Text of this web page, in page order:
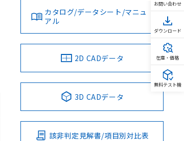
カタログ/データシート/マニュ
アル
2D CADデータ
3D CADデータ
該非判定見解書/項目別対比表
お問い合わせ
ダウンロード
在庫・価格
無料テスト機